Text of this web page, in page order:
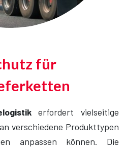
für
erfordert vielseitige
verschiedene Produkttypen
anpassen können. Die